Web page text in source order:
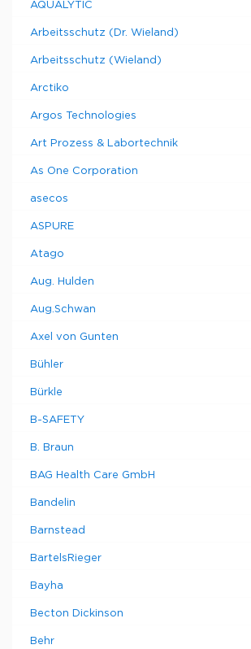
AQUALYTIC
Arbeitsschutz (Dr. Wieland)
Arbeitsschutz (Wieland)
Arctiko
Argos Technologies
Art Prozess & Labortechnik
As One Corporation
asecos
ASPURE
Atago
Aug. Hulden
Aug.Schwan
Axel von Gunten
Bühler
Bürkle
B-SAFETY
B. Braun
BAG Health Care GmbH
Bandelin
Barnstead
BartelsRieger
Bayha
Becton Dickinson
Behr